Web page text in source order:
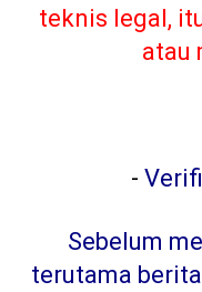
teknis legal,
atau
-
Sebelum
terutama